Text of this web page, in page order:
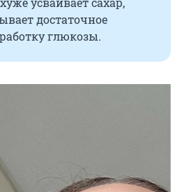
достаточное
глюкозы.